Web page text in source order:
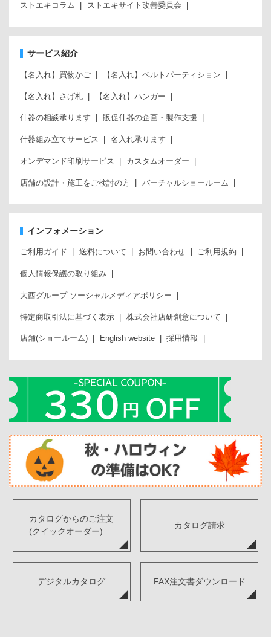
ストエキコラム ストエキサイト改善委員会
サービス紹介
【名入れ】買物かご 【名入れ】ベルトパーティション
【名入れ】さげ札 【名入れ】ハンガー
什器の相談承ります 販促什器の企画・製作支援
什器組み立てサービス 名入れ承ります
オンデマンド印刷サービス カスタムオーダー
店舗の設計・施工をご検討の方 バーチャルショールーム
インフォメーション
ご利用ガイド 送料について お問い合わせ ご利用規約
個人情報保護の取り組み
大西グループ ソーシャルメディアポリシー
特定商取引法に基づく表示 株式会社店研創意について
店舗(ショールーム) English website 採用情報
カタログからのご注文
(クイックオーダー)
カタログ請求
デジタルカタログ FAX注文書ダウンロード